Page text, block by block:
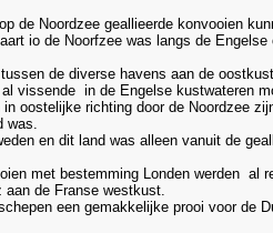
de Noordzee geallieerde konvooien
io de Noorfzee was langs de
de diverse havens aan de
al vissende in de Engelse kustwateren
oostelijke richting door de Noordzee
was.
en dit land was alleen vanuit de
met bestemming Londen werden al
aan de Franse westkust.
een gemakkelijke prooi voor de